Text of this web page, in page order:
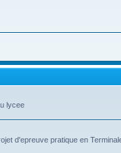
lycee
d'epreuve pratique en